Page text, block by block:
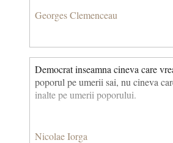
Georges Clemenceau
Democrat inseamna cineva care
poporul pe umerii sai, nu cineva
inalte pe umerii poporului.
Nicolae Iorga